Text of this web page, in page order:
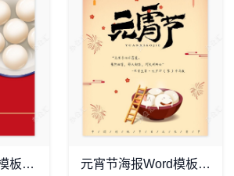
元宵节海报word模板(51) 元宵节海报Word模板(2)